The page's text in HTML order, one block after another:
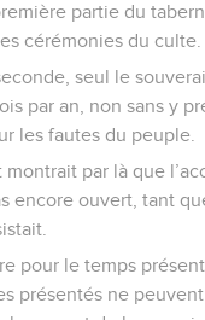
partie du
cérémonies du culte.
seul le
par an, non sans y
les fautes du peuple.
montrait par là que
encore ouvert, tant
pour le temps
présentés ne